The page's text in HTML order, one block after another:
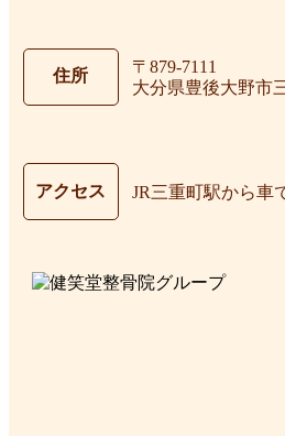
住所
〒879-7111
大分県豊後大野市
アクセス JR三重町駅から車